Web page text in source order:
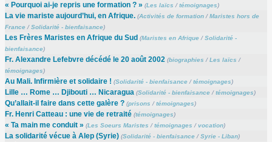
« Pourquoi ai-je repris une formation ? » (Les laïcs /témoignages)
La vie mariste aujourd’hui, en Afrique. (Activités de formation/Maristes hors de
France/Solidarité - bienfaisance)
Les Frères Maristes en Afrique du Sud (Maristes en Afrique/Solidarité -
bienfaisance)
Fr. Alexandre Lefebvre décédé le 20 août 2002 (biographies /Les laïcs /
témoignages)
Au Mali. Infirmière et solidaire ! (Solidarité - bienfaisance/témoignages)
Lille … Rome … Djibouti … Nicaragua (Solidarité - bienfaisance/témoignages)
Qu’allait-il faire dans cette galère ? (prisons /témoignages)
Fr. Henri Catteau : une vie de retraité (témoignages)
« Ta main me conduit » (Les Soeurs Maristes /témoignages /vocation)
La solidarité vécue à Alep (Syrie) (Solidarité - bienfaisance/Syrie - Liban)